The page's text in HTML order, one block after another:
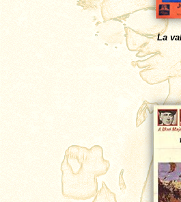
La